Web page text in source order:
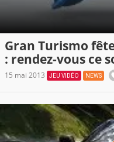
Gran Turismo
: rendez-vous ce
15 mai 2013 JEU VIDÉO NEWS